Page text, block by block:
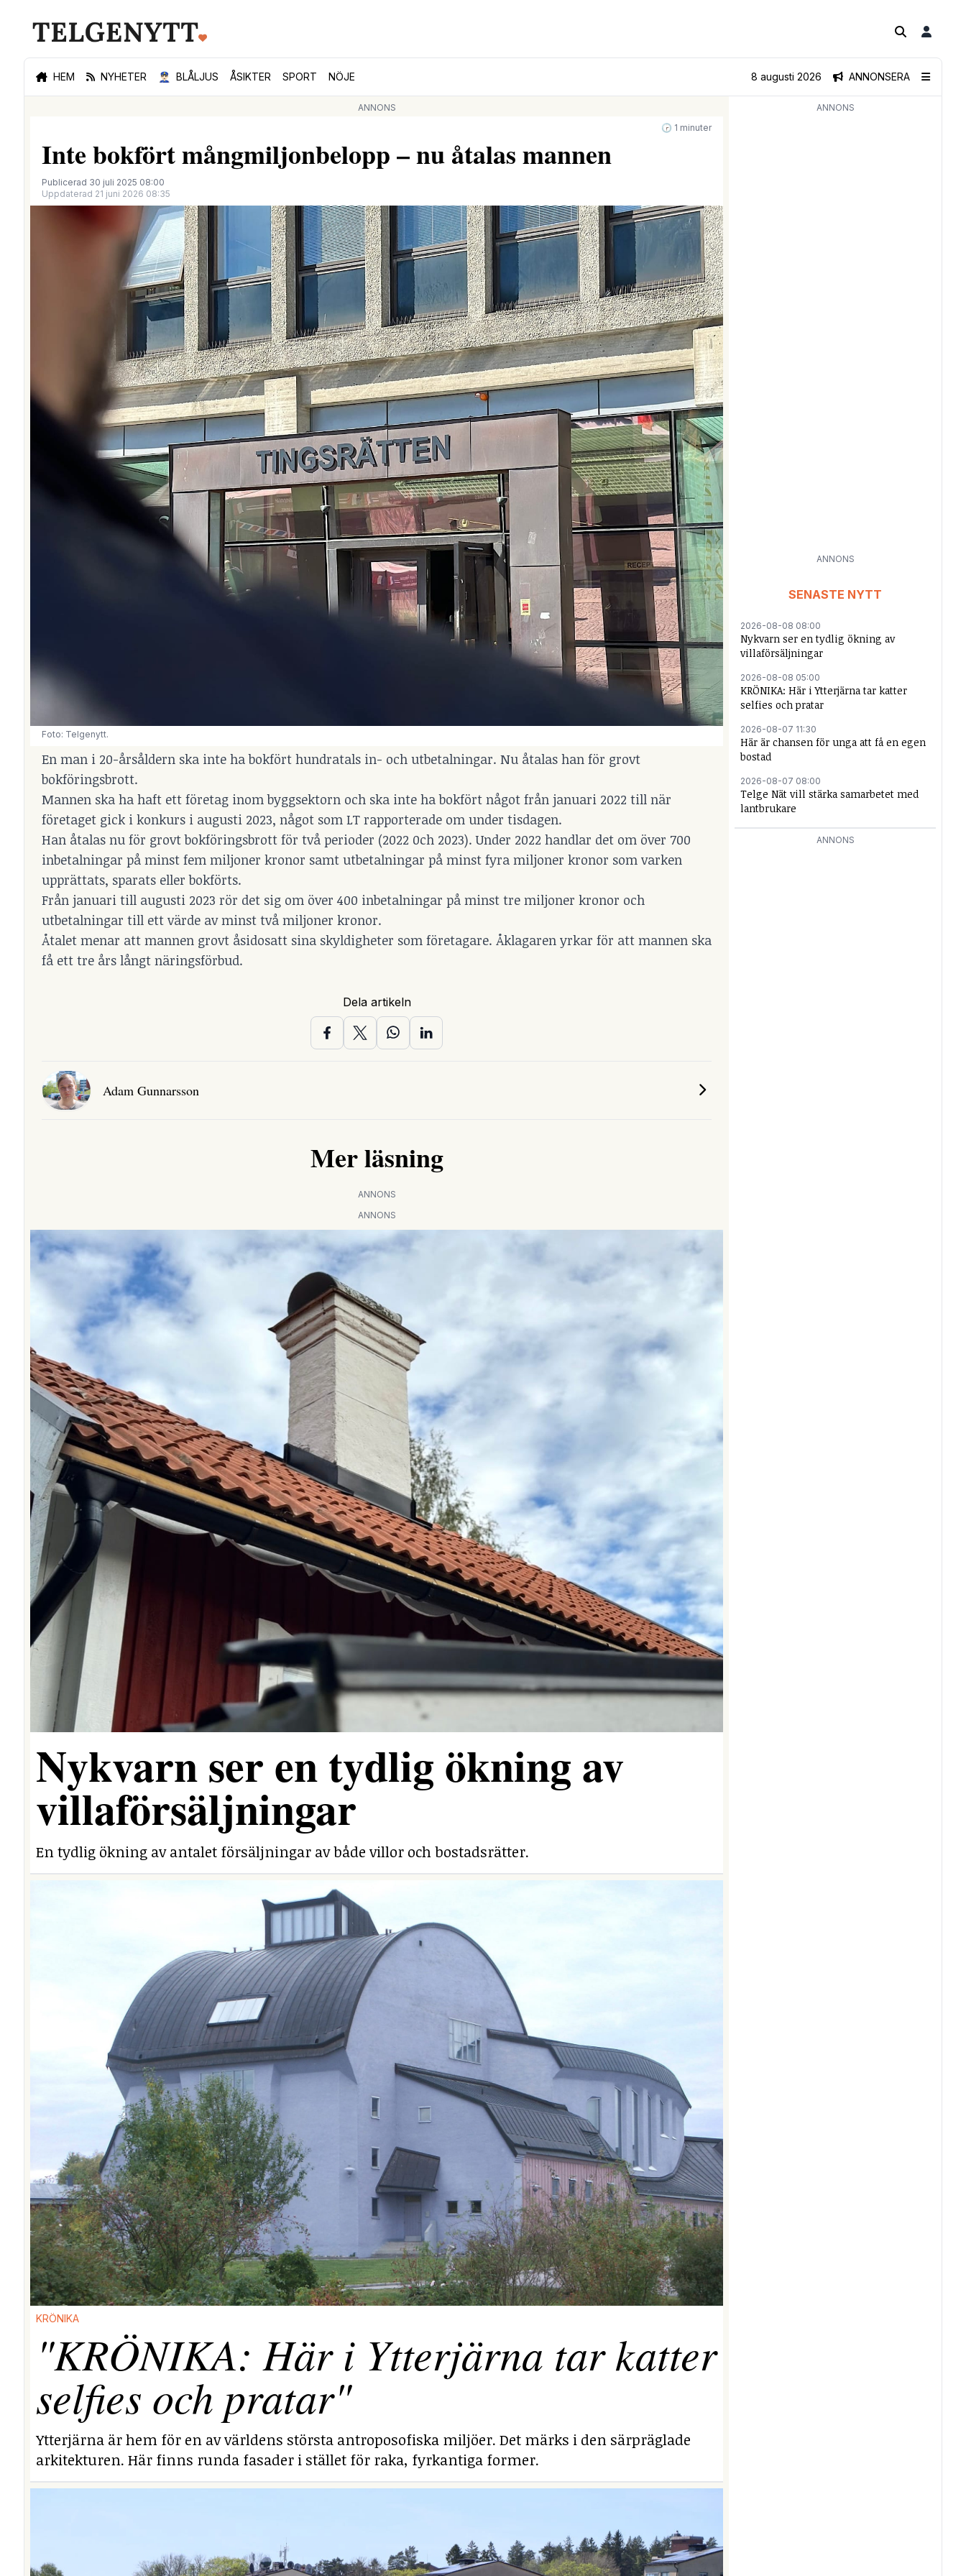
HEM NYHETER 👮🏻‍♂️ BLÅLJUS ÅSIKTER SPORT NÖJE ANNONSERA
8 augusti 2026
ANNONS
🕝 1 minuter
Inte bokfört mångmiljonbelopp – nu åtalas mannen
Publicerad 30 juli 2025 08:00
Uppdaterad 21 juni 2026 08:35
Foto: Telgenytt.
En man i 20-årsåldern ska inte ha bokfört hundratals in- och utbetalningar. Nu åtalas han för grovt
bokföringsbrott.
Mannen ska ha haft ett företag inom byggsektorn och ska inte ha bokfört något från januari 2022 till när
företaget gick i konkurs i augusti 2023, något som LT rapporterade om under tisdagen.
Han åtalas nu för grovt bokföringsbrott för två perioder (2022 0ch 2023). Under 2022 handlar det om över 700
inbetalningar på minst fem miljoner kronor samt utbetalningar på minst fyra miljoner kronor som varken
upprättats, sparats eller bokförts.
Från januari till augusti 2023 rör det sig om över 400 inbetalningar på minst tre miljoner kronor och
utbetalningar till ett värde av minst två miljoner kronor.
Åtalet menar att mannen grovt åsidosatt sina skyldigheter som företagare. Åklagaren yrkar för att mannen ska
få ett tre års långt näringsförbud.
Dela artikeln
Adam Gunnarsson
Mer läsning
ANNONS
ANNONS
Nykvarn ser en tydlig ökning av
villaförsäljningar
En tydlig ökning av antalet försäljningar av både villor och bostadsrätter.
KRÖNIKA
"KRÖNIKA: Här i Ytterjärna tar katter
selfies och pratar"
Ytterjärna är hem för en av världens största antroposofiska miljöer. Det märks i den särpräglade
arkitekturen. Här finns runda fasader i stället för raka, fyrkantiga former.
ANNONS
ANNONS
SENASTE NYTT
2026-08-08 08:00
Nykvarn ser en tydlig ökning av
villaförsäljningar
2026-08-08 05:00
KRÖNIKA: Här i Ytterjärna tar katter
selfies och pratar
2026-08-07 11:30
Här är chansen för unga att få en egen
bostad
2026-08-07 08:00
Telge Nät vill stärka samarbetet med
lantbrukare
ANNONS